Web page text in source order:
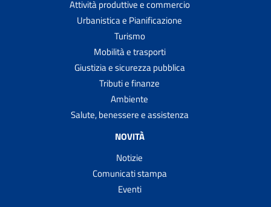
Attività produttive e commercio
Urbanistica e Pianificazione
Turismo
Mobilità e trasporti
Giustizia e sicurezza pubblica
Tributi e finanze
Ambiente
Salute, benessere e assistenza
NOVITÀ
Notizie
Comunicati stampa
Eventi